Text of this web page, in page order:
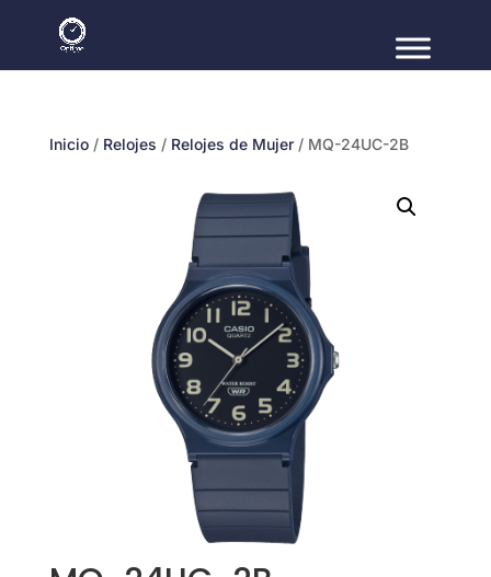
Inicio/ Relojes / Relojes de Mujer/ MQ-24UC-2B